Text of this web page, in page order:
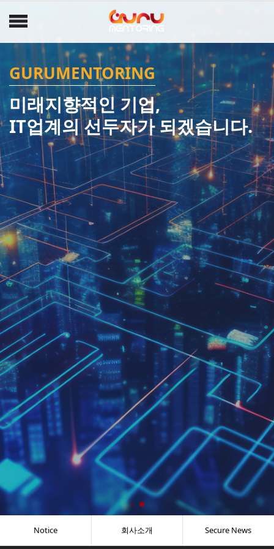
GURUMENTORING
미래지향적인 기업,
IT업계의 선두자가 되겠습니다.
Notice 회사소개 Secure News